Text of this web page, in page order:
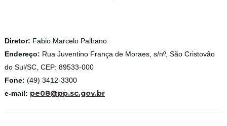
Diretor: Fabio Marcelo Palhano
Endereço: Rua Juventino França de Moraes, s/nº, São Cristovão
do Sul/SC, CEP: 89533-000
Fone: (49) 3412-3300
e-mail: pe08@pp.sc.gov.br